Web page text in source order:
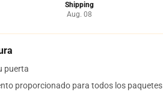
Shipping
Aug. 08
puerta
proporcionado para todos los paquetes